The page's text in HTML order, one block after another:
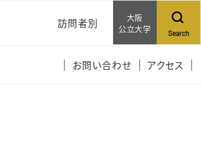
訪問者別
受講生の皆さんへ
大阪
公立大学
Search
お問い合わせ アクセス